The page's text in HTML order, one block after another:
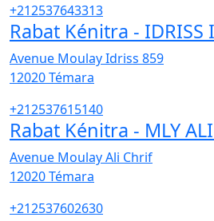
+212537643313
Rabat Kénitra - IDRISS I
Avenue Moulay Idriss 859
12020Témara
+212537615140
Rabat Kénitra - MLY
Avenue Moulay Ali Chrif
12020Témara
+212537602630